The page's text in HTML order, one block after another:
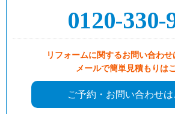
0120-330-
リフォームに関するお問い合わせ
メールで簡単見積もりは
ご予約・お問い合わせは